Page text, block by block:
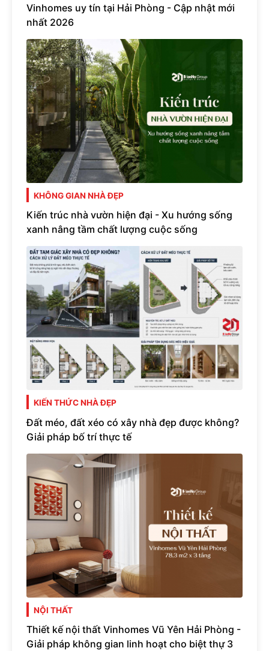
Vinhomes uy tín tại Hải Phòng - Cập nhật mới
nhất 2026
KHÔNG GIAN NHÀ ĐẸP
Kiến trúc nhà vườn hiện đại - Xu hướng sống
xanh nâng tầm chất lượng cuộc sống
KIẾN THỨC NHÀ ĐẸP
Đất méo, đất xéo có xây nhà đẹp được không?
Giải pháp bố trí thực tế
NỘI THẤT
Thiết kế nội thất Vinhomes Vũ Yên Hải Phòng -
Giải pháp không gian linh hoạt cho biệt thự 3